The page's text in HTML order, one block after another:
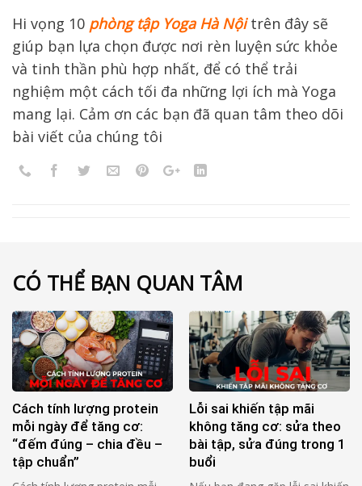
Hi vọng 10 phòng tập Yoga Hà Nộitrên đây sẽ
giúp bạn lựa chọn được nơi rèn luyện sức khỏe
và tinh thần phù hợp nhất, để có thể trải
nghiệm một cách tối đa những lợi ích mà Yoga
mang lại. Cảm ơn các bạn đã quan tâm theo dõi
bài viết của chúng tôi
CÓ THỂ BẠN QUAN TÂM
Cách tính lượng protein
mỗi ngày để tăng cơ:
“đếm đúng – chia đều –
tập chuẩn”
Lỗi sai khiến tập mãi
không tăng cơ: sửa theo
bài tập, sửa đúng trong 1
buổi